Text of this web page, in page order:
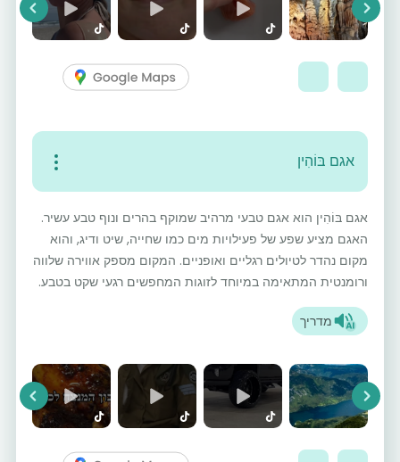
Next
אגם בּוֹהִין
אגם בּוֹהִין הוא אגם טבעי מרהיב שמוקף בהרים ונוף טבע עשיר.
האגם מציע שפע של פעילויות מים כמו שחייה, שיט ודיג, והוא
מקום נהדר לטיולים רגליים ואופניים. המקום מספק אווירה שלווה
ורומנטית המתאימה במיוחד לזוגות המחפשים רגעי שקט בטבע.
מדריך
Next